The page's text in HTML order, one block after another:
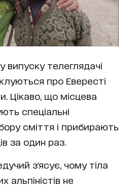
випуску телеглядачі
про Евересті
Цікаво, що місцева
спеціальні
сміття і прибирають
за один раз.
з'ясує, чому тіла
альпіністів не